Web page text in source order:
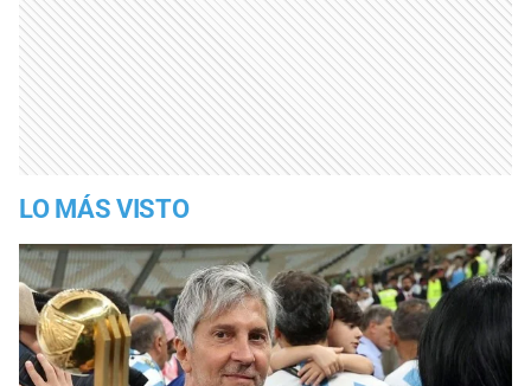
LO MÁS VISTO